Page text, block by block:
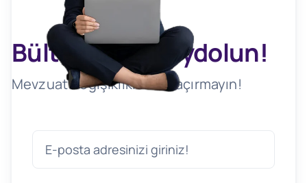
Bültenimize Kaydolun!
Mevzuat Değişikliklerini Kaçırmayın!